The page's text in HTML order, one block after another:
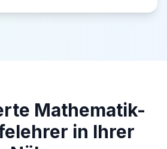
Mathematik-
in Ihrer